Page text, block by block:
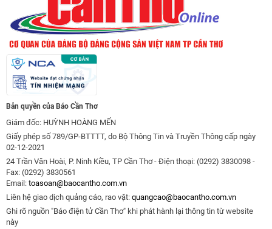
Bản quyền của Báo Cần Thơ
Giám đốc: HUỲNH HOÀNG MẾN
Giấy phép số 789/GP-BTTTT, do Bộ Thông Tin và Truyền Thông cấp ngày
02-12-2021
24 Trần Văn Hoài, P. Ninh Kiều, TP Cần Thơ - Điện thoại: (0292) 3830098 -
Fax: (0292) 3830561
Email: toasoan@baocantho.com.vn
Liên hệ giao dịch quảng cáo, rao vặt: quangcao@baocantho.com.vn
Ghi rõ nguồn "Báo điện tử Cần Thơ" khi phát hành lại thông tin từ website
này